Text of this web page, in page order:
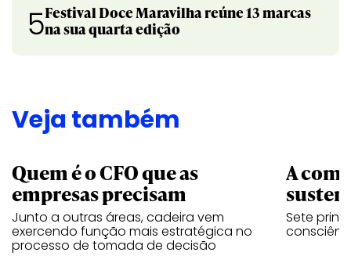
5Festival Doce Maravilha reúne 13 marcas
na sua quarta edição
Veja também
Quem é o CFO que as
empresas precisam
Junto a outras áreas, cadeira vem
exercendo função mais estratégica no
processo de tomada de decisão
A
Sete